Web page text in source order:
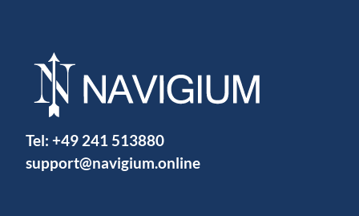
Tel: +49 241 513880
support@navigium.online